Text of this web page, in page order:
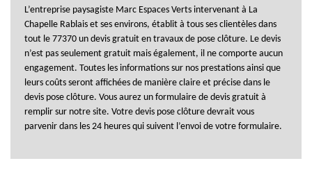
L’entreprise paysagiste Marc Espaces Verts intervenant à La
Chapelle Rablais et ses environs, établit à tous ses clientèles dans
tout le 77370 un devis gratuit en travaux de pose clôture. Le devis
n’est pas seulement gratuit mais également, il ne comporte aucun
engagement. Toutes les informations sur nos prestations ainsi que
leurs coûts seront affichées de manière claire et précise dans le
devis pose clôture. Vous aurez un formulaire de devis gratuit à
remplir sur notre site. Votre devis pose clôture devrait vous
parvenir dans les 24 heures qui suivent l’envoi de votre formulaire.